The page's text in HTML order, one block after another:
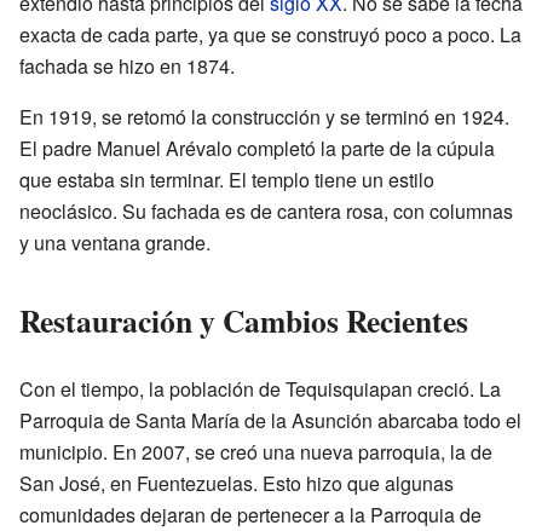
exacta de cada parte, ya que se construyó poco a poco. La
fachada se hizo en 1874.
En 1919, se retomó la construcción y se terminó en 1924.
El padre Manuel Arévalo completó la parte de la cúpula
que estaba sin terminar. El templo tiene un estilo
neoclásico. Su fachada es de cantera rosa, con columnas
y una ventana grande.
Restauración y Cambios Recientes
Con el tiempo, la población de Tequisquiapan creció. La
Parroquia de Santa María de la Asunción abarcaba todo el
municipio. En 2007, se creó una nueva parroquia, la de
San José, en Fuentezuelas. Esto hizo que algunas
comunidades dejaran de pertenecer a la Parroquia de